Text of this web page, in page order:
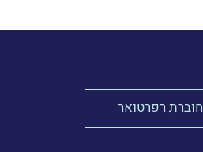
חוברת רפרטואר